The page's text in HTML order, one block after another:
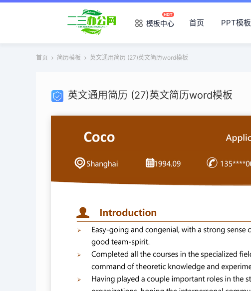
模板中心 首页 PPT模板
首页 简历模板 英文通用简历 (27)英文简历word模板
英文通用简历 (27)英文简历word模板